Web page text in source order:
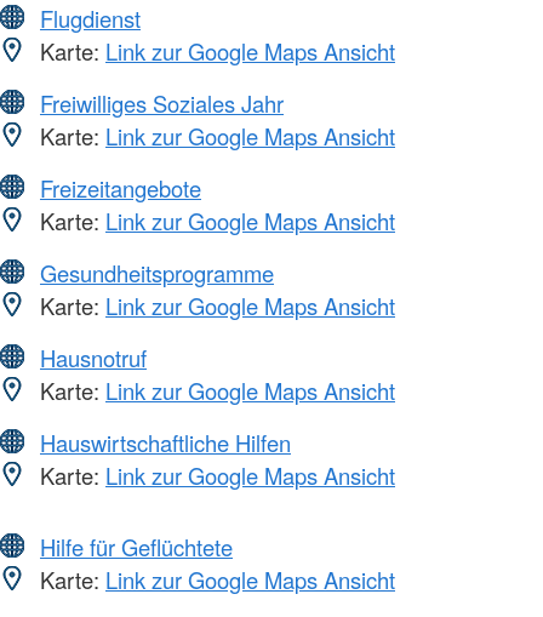
Flugdienst
Karte: Link zur Google Maps Ansicht
Freiwilliges Soziales Jahr
Karte: Link zur Google Maps Ansicht
Freizeitangebote
Karte: Link zur Google Maps Ansicht
Gesundheitsprogramme
Karte: Link zur Google Maps Ansicht
Hausnotruf
Karte: Link zur Google Maps Ansicht
Hauswirtschaftliche Hilfen
Karte: Link zur Google Maps Ansicht
Hilfe für Geflüchtete
Karte: Link zur Google Maps Ansicht